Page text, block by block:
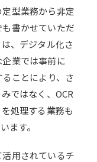
型業務から非定
書かせていただ
、デジタル化さ
業では事前に
ことにより、さ
ではなく、OCR
処理する業務も
ます。
用されているチ